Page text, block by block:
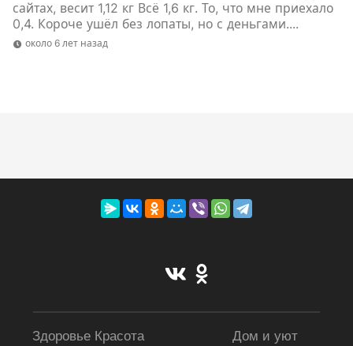
сайтах, весит 1,12 кг Всё 1,6 кг. То, что мне приехало
0,4. Короче ушёл без лопаты, но с деньгами....
около 6 лет назад
Здоровье Красота
Дом и уют